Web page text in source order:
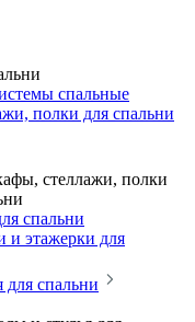
спальные
полки для спальни
стеллажи, полки
спальни
и этажерки для
для спальни